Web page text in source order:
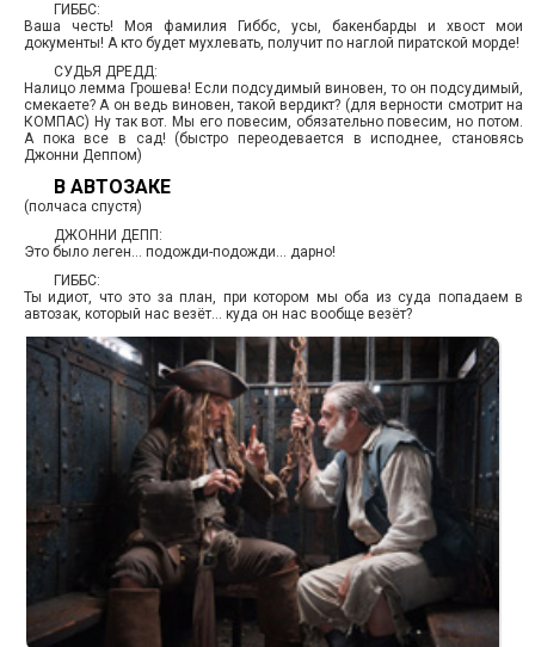
ГИББС:
Ваша честь! Моя фамилия Гиббс, усы, бакенбарды и хвост мои
документы! А кто будет мухлевать, получит по наглой пиратской морде!
СУДЬЯ ДРЕДД:
Налицо лемма Грошева! Если подсудимый виновен, то он подсудимый,
смекаете? А он ведь виновен, такой вердикт? (для верности смотрит на
КОМПАС) Ну так вот. Мы его повесим, обязательно повесим, но потом.
А пока все в сад! (быстро переодевается в исподнее, становясь
Джонни Деппом)
В АВТОЗАКЕ
(полчаса спустя)
ДЖОННИ ДЕПП:
Это было леген… подожди-подожди… дарно!
ГИББС:
Ты идиот, что это за план, при котором мы оба из суда попадаем в
автозак, который нас везёт… куда он нас вообще везёт?